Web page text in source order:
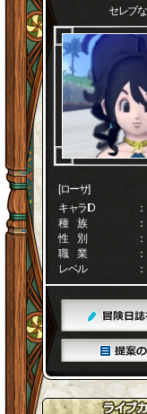
セレブ
[ローサ]
キャラID
種 族
性 別
職 業
レベル